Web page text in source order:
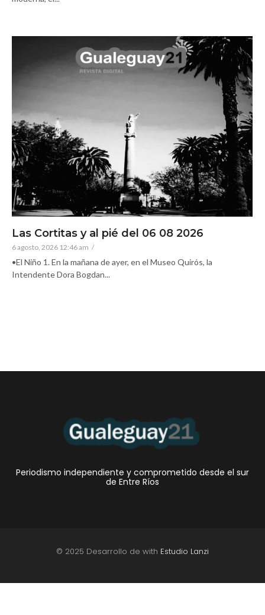
Las Cortitas y al pié del 06 08 2026
6 agosto, 2026 12:46 am /
•El Niño 1. En la mañana de ayer, en el Museo Quirós, la
Intendente Dora Bogdan...
Periodismo independiente y comprometido desde el sur
de Entre Ríos
© 2025 Desarrollo de with Estudio Lanzi